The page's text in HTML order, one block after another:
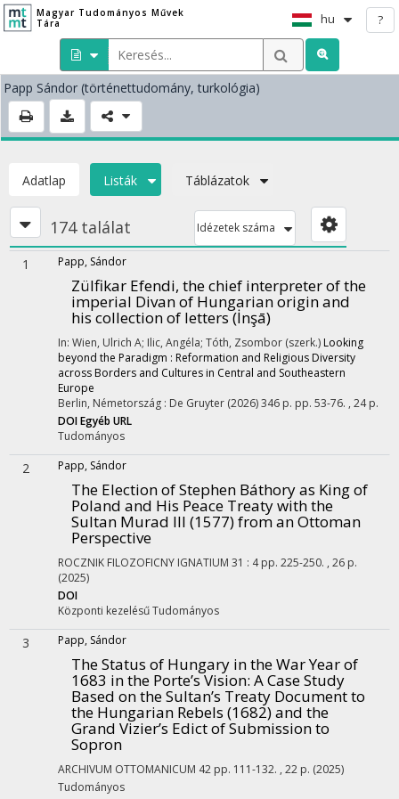
Magyar Tudományos Művek
Tára
hu ?
Papp Sándor (történettudomány, turkológia)
Adatlap Listák Táblázatok
174 találat Idézetek száma
1 Papp, Sándor
Zülfikar Efendi, the chief interpreter of the
imperial Divan of Hungarian origin and
his collection of letters (İnşā)
In: Wien, Ulrich A; Ilic, Angéla; Tóth, Zsombor (szerk.) Looking
beyond the Paradigm : Reformation and Religious Diversity
across Borders and Cultures in Central and Southeastern
Europe
Berlin, Németország : De Gruyter (2026)346 p. pp. 53-76. , 24 p.
DOIEgyéb URL
Tudományos
2 Papp, Sándor
The Election of Stephen Báthory as King of
Poland and His Peace Treaty with the
Sultan Murad III (1577) from an Ottoman
Perspective
ROCZNIK FILOZOFICNY IGNATIUM 31 : 4 pp. 225-250. , 26 p.
(2025)
DOI
Központi kezelésűTudományos
3 Papp, Sándor
The Status of Hungary in the War Year of
1683 in the Porte’s Vision: A Case Study
Based on the Sultan’s Treaty Document to
the Hungarian Rebels (1682) and the
Grand Vizier’s Edict of Submission to
Sopron
ARCHIVUM OTTOMANICUM 42 pp. 111-132. , 22 p. (2025)
Tudományos